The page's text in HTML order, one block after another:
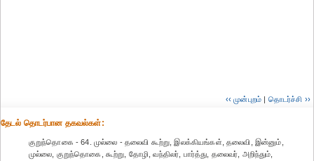
‹‹ முன்புறம் | தொடர்ச்சி ››
தேட‌ல் தொட‌ர்பான தகவ‌ல்க‌ள்:
குறுந்தொகை - 64. முல்லை - தலைவி கூற்று, இலக்கியங்கள், தலைவி, இன்னும்,
முல்லை, குறுந்தொகை, கூற்று, தோழி, வந்திலர், பார்த்து, தலைவர், அறிந்தும்,